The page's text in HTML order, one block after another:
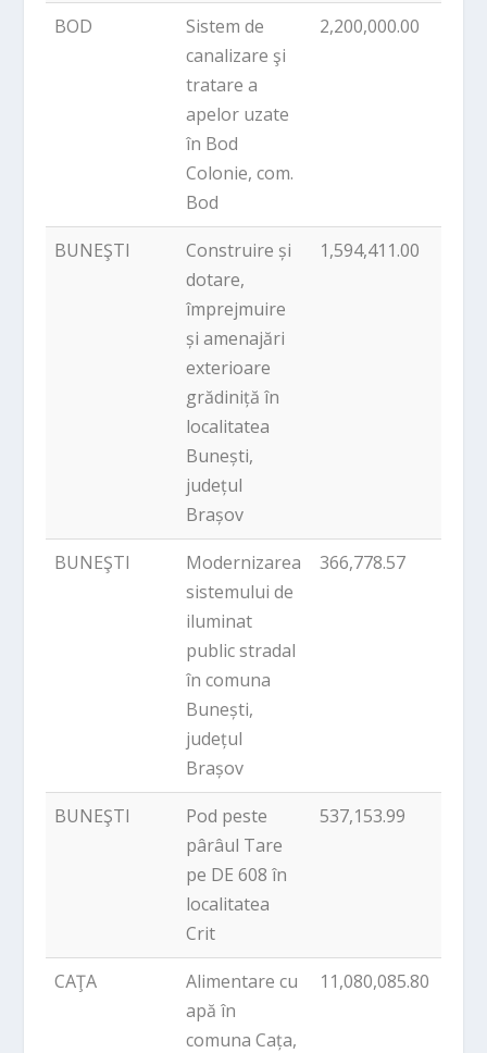
BOD
Sistem de
canalizare şi
tratare a
apelor uzate
în Bod
Colonie, com.
Bod
2,200,000.00
BUNEŞTI
Construire și
dotare,
împrejmuire
și amenajări
exterioare
grădiniță în
localitatea
Bunești,
județul
Brașov
1,594,411.00
BUNEŞTI
Modernizarea
sistemului de
iluminat
public stradal
în comuna
Bunești,
județul
Brașov
366,778.57
BUNEŞTI
Pod peste
pârâul Tare
pe DE 608 în
localitatea
Crit
537,153.99
CAŢA
Alimentare cu
apă în
comuna Cața,
11,080,085.80